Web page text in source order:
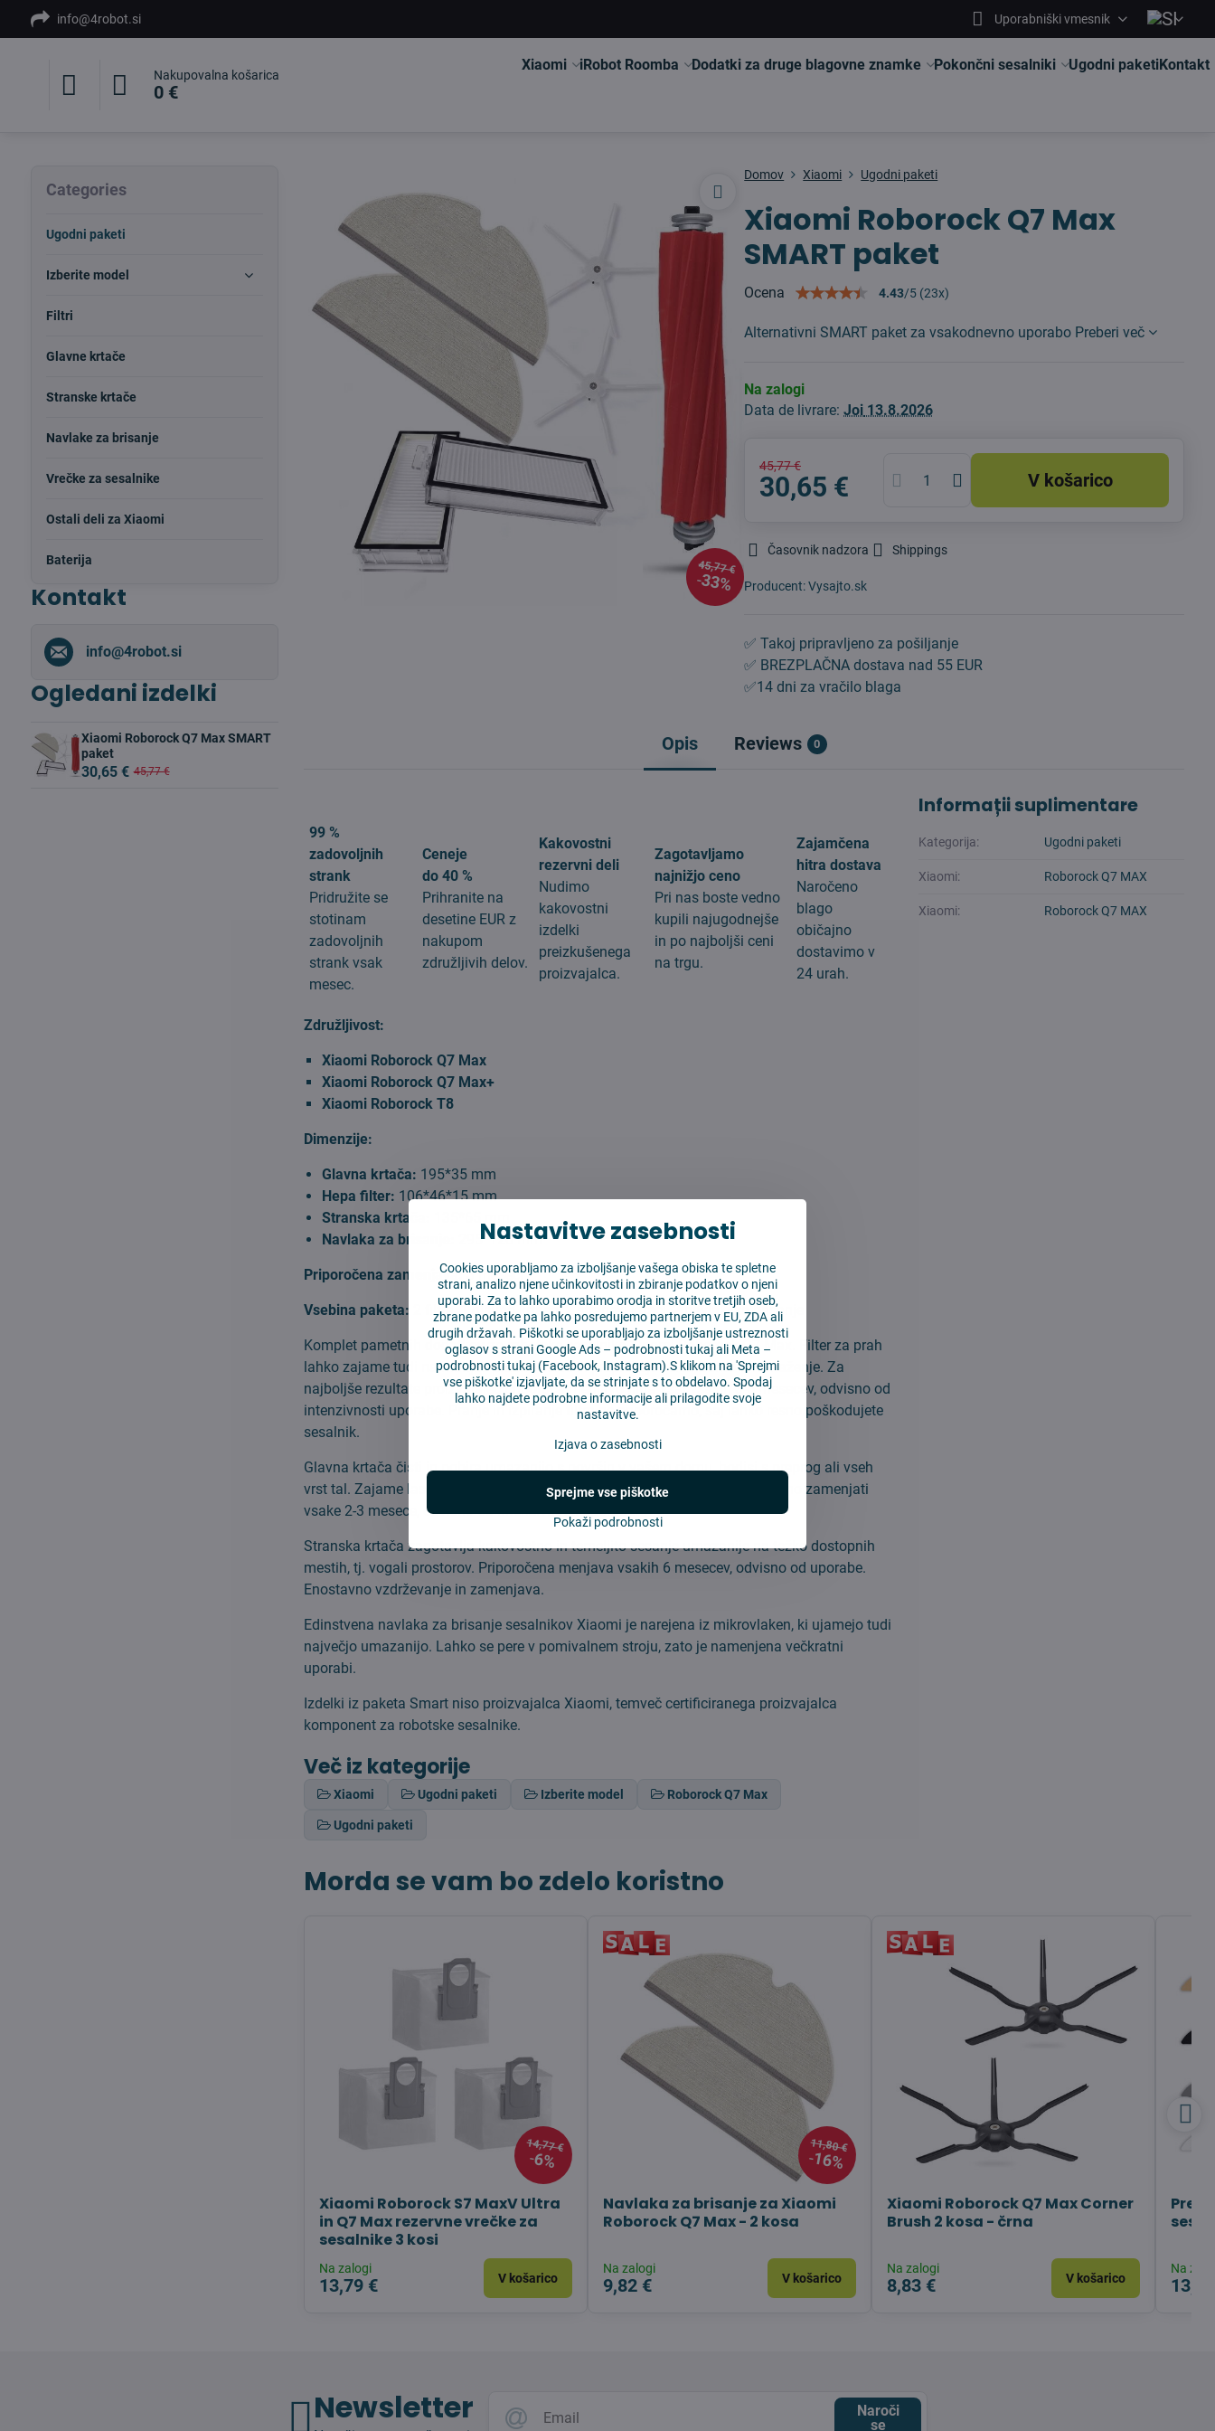
info@4robot.si Uporabniški vmesnik
Nakupovalna košarica
0 €
Xiaomi iRobot Roomba Dodatki za druge blagovne znamke Pokončni sesalniki Ugodni paketiKontakt
45,77 €
33%
Domov Xiaomi Ugodni paketi
Xiaomi Roborock Q7 Max
SMART paket
Ocena 4.43/5 (23x)
Alternativni SMART paket za vsakodnevno uporabo Preberi več
Na zalogi
Data de livrare:Joi 13.8.2026
45,77 €
30,65 € V košarico
Časovnik nadzora Shippings
Producent:Vysajto.sk
✅ Takoj pripravljeno za pošiljanje
✅ BREZPLAČNA dostava nad 55 EUR
✅14 dni za vračilo blaga
Opis Reviews 0
99 %
zadovoljnih
strank
Pridružite se
stotinam
zadovoljnih
strank vsak
mesec.
Ceneje
do 40 %
Prihranite na
desetine EUR z
nakupom
združljivih delov.
Kakovostni
rezervni deli
Nudimo
kakovostni
izdelki
preizkušenega
proizvajalca.
Zagotavljamo
najnižjo ceno
Pri nas boste vedno
kupili najugodnejše
in po najboljši ceni
na trgu.
Zajamčena
hitra dostava
Naročeno
blago
običajno
dostavimo v
24 urah.
Združljivost:
Xiaomi Roborock Q7 Max
Xiaomi Roborock Q7 Max+
Xiaomi Roborock T8
Dimenzije:
Glavna krtača: 195*35 mm
Hepa filter: 106*46*15 mm
Stranska krtača:
Navlaka za brisanje:
295*120 mm
Priporočena zamenjava:3 meseci
Vsebina paketa: 2 filtra, 1 glavno krtačo, 2 stranski krtači, 2 navlaki za brisanje
Komplet pametnih dodatkov za robotske sesalnike Xiaomi Roborock Q7 Max. Filter za prah
lahko zajame tudi najmanjše prašne delce in preprečuje sekundarno onesnaženje. Za
najboljše rezultate proizvajalec priporoča menjavo filtra vsaj vsakih 3-6 mesecev, odvisno od
intenzivnosti uporabe. Pranje in izpiranje filtra ne priporočamo, saj lahko resno poškodujete
sesalnik.
Glavna krtača čisti in pobira umazanijo s površin v vašem domu, bodisi s preprog ali vseh
vrst tal. Zajame lase, drobtine, prah. Krtačo za učinkovito sesanje priporočamo zamenjati
vsake 2-3 mesece, odvisno od intenzivnosti uporabe.
Stranska krtača zagotavlja kakovostno in temeljito sesanje umazanije na težko dostopnih
mestih, tj. vogali prostorov. Priporočena menjava vsakih 6 mesecev, odvisno od uporabe.
Enostavno vzdrževanje in zamenjava.
Edinstvena navlaka za brisanje sesalnikov Xiaomi je narejena iz mikrovlaken, ki ujamejo tudi
največjo umazanijo. Lahko se pere v pomivalnem stroju, zato je namenjena večkratni
uporabi.
Izdelki iz paketa Smart niso proizvajalca Xiaomi, temveč certificiranega proizvajalca
komponent za robotske sesalnike.
Več iz kategorije
Xiaomi Ugodni paketi Izberite model Roborock Q7 Max
Ugodni paketi
Informații suplimentare
Kategorija: Ugodni paketi
Xiaomi: Roborock Q7 MAX
Xiaomi: Roborock Q7 MAX
Morda se vam bo zdelo koristno
14,77 €
6%
Xiaomi Roborock S7 MaxV Ultra
in Q7 Max rezervne vrečke za
sesalnike 3 kosi
Na zalogi
13,79 € V košarico
11,80 €
16%
Navlaka za brisanje za Xiaomi
Roborock Q7 Max - 2 kosa
Na zalogi
9,82 € V košarico
Xiaomi Roborock Q7 Max Corner
Brush 2 kosa - črna
Na zalogi
8,83 € V košarico
Na
Categories
Ugodni paketi
Izberite model
Filtri
Glavne krtače
Stranske krtače
Navlake za brisanje
Vrečke za sesalnike
Ostali deli za Xiaomi
Baterija
Kontakt
info​@4robot​.si
Ogledani izdelki
Xiaomi Roborock Q7 Max SMART
paket
30,65 € 45,77 €
Newsletter
Naroči
se
Nastavitve zasebnosti
Cookies uporabljamo za izboljšanje vašega obiska te spletne
strani, analizo njene učinkovitosti in zbiranje podatkov o njeni
uporabi. Za to lahko uporabimo orodja in storitve tretjih oseb,
zbrane podatke pa lahko posredujemo partnerjem v EU, ZDA ali
drugih državah. Piškotki se uporabljajo za izboljšanje ustreznosti
oglasov s strani Google Ads – podrobnosti tukajali Meta –
podrobnosti tukaj (Facebook, Instagram).S klikom na 'Sprejmi
vse piškotke' izjavljate, da se strinjate s to obdelavo. Spodaj
lahko najdete podrobne informacije ali prilagodite svoje
nastavitve.
Izjava o zasebnosti
Pokaži podrobnosti
Sprejme vse piškotke